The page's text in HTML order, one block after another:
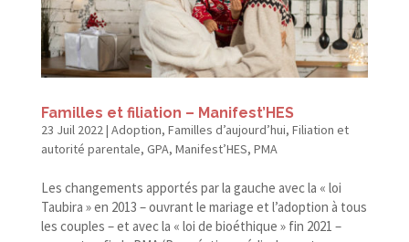
Familles et filiation – Manifest’HES
23 Juil 2022| Adoption, Familles d’aujourd’hui, Filiation et
autorité parentale, GPA, Manifest’HES, PMA
Les changements apportés par la gauche avec la « loi
Taubira » en 2013 – ouvrant le mariage et l’adoption à tous
les couples – et avec la « loi de bioéthique » fin 2021 –